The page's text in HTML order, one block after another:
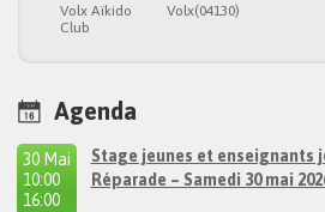
Volx Aïkido
Club
Volx(04130)
Agenda
Stage jeunes et enseignants
Réparade – Samedi 30 mai
30 Mai
10:00
à
16:00